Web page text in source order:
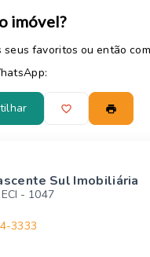
imóvel?
seus favoritos ou então
Sul Imobiliária
- 1047
3333